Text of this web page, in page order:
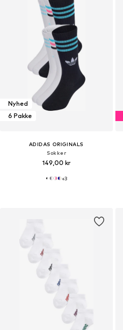
Nyhed
6 Pakke
ADIDAS ORIGINALS
Sokker
149,00 kr
+3